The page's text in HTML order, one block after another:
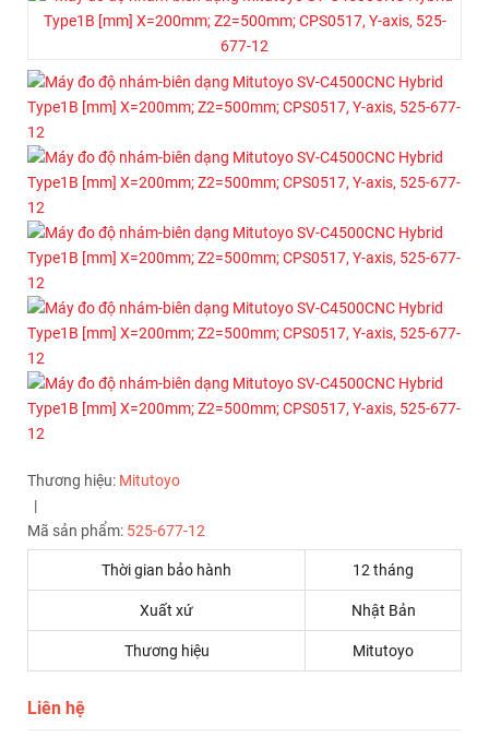
Thương hiệu: Mitutoyo
|
Mã sản phẩm: 525-677-12
Thời gian bảo hành 12 tháng
Xuất xứ Nhật Bản
Thương hiệu Mitutoyo
Liên hệ